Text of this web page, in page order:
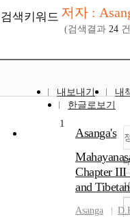
검색키워드 저자 :
(검색결과 24
내보내기
내
한글로보기
1
Asanga's
Chapter III
and
Asanga